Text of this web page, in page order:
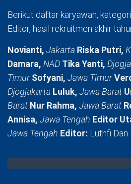
Berikut daftar karyawan,
Editor, hasil rekruitmen akhir
Novianti, Jakarta Riska Putri,
Damara, NAD Tika Yanti,
TimurSofyani, Jawa Timur
Djogjakarta Luluk, Jawa Barat
Barat Nur Rahma, Jawa Barat
Annisa, Jawa Tengah Editor
Jawa Tengah Editor: Luthfi Dan